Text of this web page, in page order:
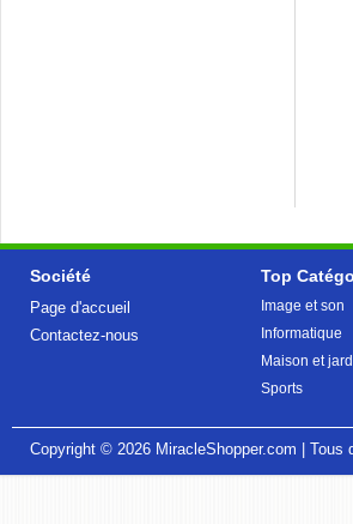
Société
Page d'accueil
Contactez-nous
Top
Image et son
Informatique
Maison et
Sports
Copyright © 2026 MiracleShopper.com | Tous